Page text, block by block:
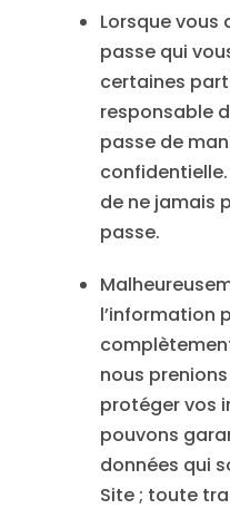
Lorsque vous
passe qui
certaines
responsable
passe de
de ne jamais
passe.
l’information
nous
protéger vos
pouvons
données qui
Site ; toute